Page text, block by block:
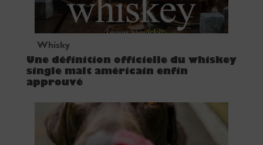
Whisky
Une définition officielle du whiskey
single malt américain enfin
approuvé